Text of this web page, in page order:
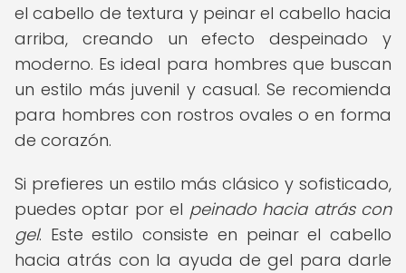
el cabello de textura y peinar el cabello hacia
arriba, creando un efecto despeinado y
moderno. Es ideal para hombres que buscan
un estilo más juvenil y casual. Se recomienda
para hombres con rostros ovales o en forma
de corazón.
Si prefieres un estilo más clásico y sofisticado,
puedes optar por el peinado hacia atrás con
gel. Este estilo consiste en peinar el cabello
hacia atrás con la ayuda de gel para darle